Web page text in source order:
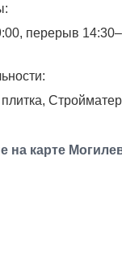
перерыв
на карте